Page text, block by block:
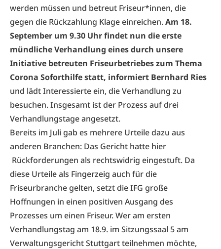
werden müssen und betreut Friseur*innen, die
gegen die Rückzahlung Klage einreichen.Am 18.
September um 9.30 Uhr findet nun die erste
mündliche Verhandlung eines durch unsere
Initiative betreuten Friseurbetriebes zum Thema
Corona Soforthilfe statt, informiert Bernhard Ries
und lädt Interessierte ein, die Verhandlung zu
besuchen. Insgesamt ist der Prozess auf drei
Verhandlungstage angesetzt.
Bereits im Juli gab es mehrere Urteiledazu aus
anderen Branchen: Das Gericht hatte hier
Rückforderungen als rechtswidrig eingestuft. Da
diese Urteile als Fingerzeig auch für die
Friseurbranche gelten, setzt die IFG große
Hoffnungen in einen positiven Ausgang des
Prozesses um einen Friseur. Wer am ersten
Verhandlungstag am 18.9. im Sitzungssaal 5 am
Verwaltungsgericht Stuttgart teilnehmen möchte,